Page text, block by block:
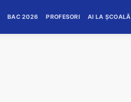
BAC 2026 PROFESORI AI LA ȘCOALĂ